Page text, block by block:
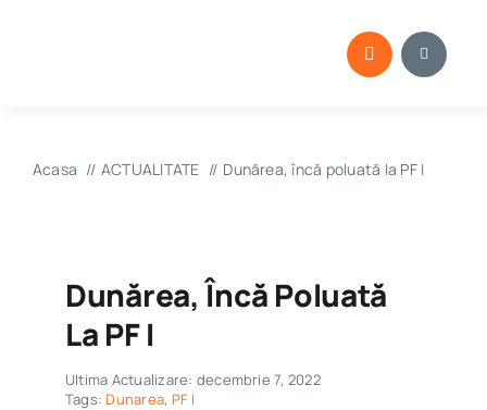
Acasa ACTUALITATE Dunărea, încă poluată la PF I
Dunărea, Încă Poluată
La PF I
Ultima Actualizare: decembrie 7, 2022
Tags: Dunarea, PF I